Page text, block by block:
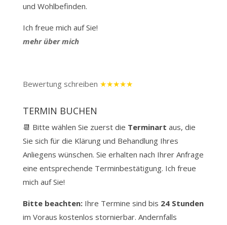
und Wohlbefinden.
Ich freue mich auf Sie!
mehr über mich
Bewertung schreiben ★★★★★
TERMIN BUCHEN
📆 Bitte wählen Sie zuerst die Terminart aus, die
Sie sich für die Klärung und Behandlung Ihres
Anliegens wünschen. Sie erhalten nach Ihrer Anfrage
eine entsprechende Terminbestätigung. Ich freue
mich auf Sie!
Bitte beachten:Ihre Termine sind bis 24 Stunden
im Voraus kostenlos stornierbar. Andernfalls